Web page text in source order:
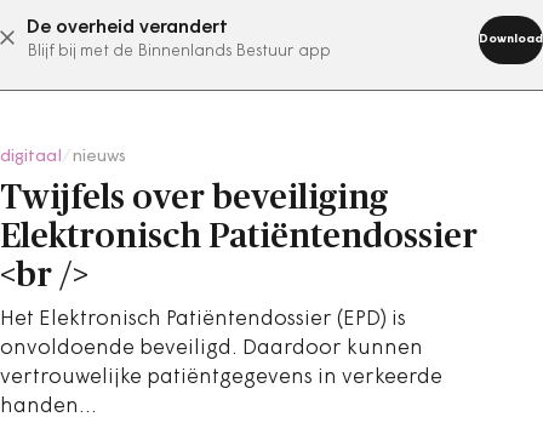
De overheid verandert
Blijf bij met de Binnenlands Bestuur app
Download
abonneer nu
digitaal nieuws
Twijfels over beveiliging
Elektronisch Patiëntendossier
<br />
Het Elektronisch Patiëntendossier (EPD) is
onvoldoende beveiligd. Daardoor kunnen
vertrouwelijke patiëntgegevens in verkeerde
handen…